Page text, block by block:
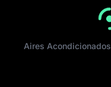
Aires Acondicionados